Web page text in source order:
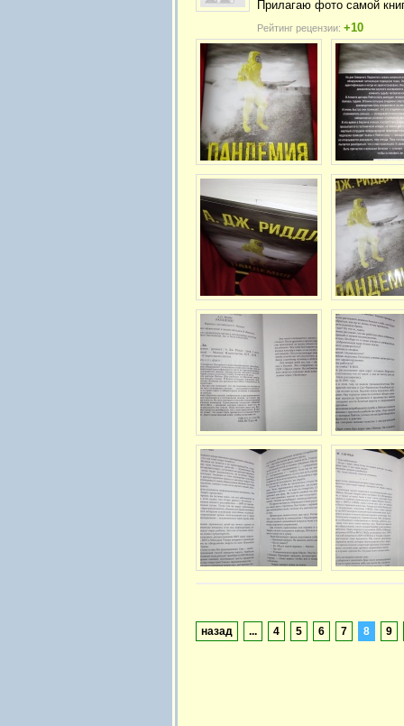
Прилагаю фото самой
Рейтинг рецензии: +10
назад ... 4 5 6 7 8 9